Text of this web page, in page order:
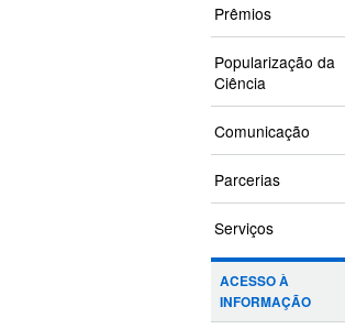
Prêmios
Popularização da
Ciência
Comunicação
Parcerias
Serviços
ACESSO À
INFORMAÇÃO